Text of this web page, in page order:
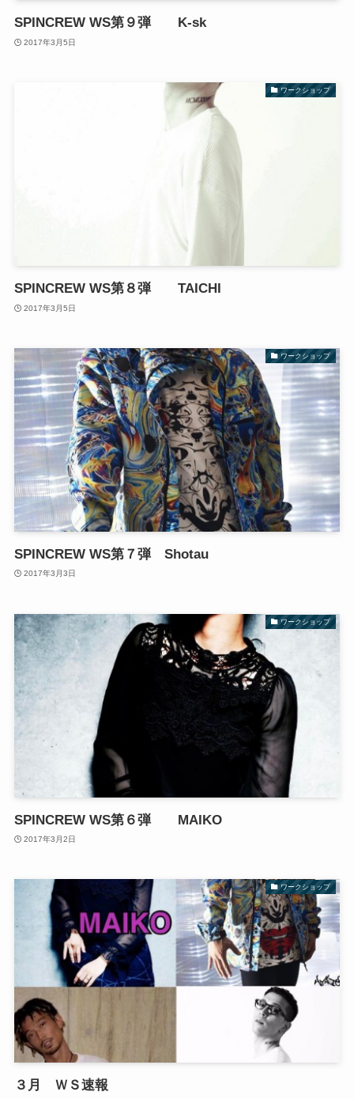
SPINCREW WS第９弾 K-sk
2017年3月5日
ワークショップ
SPINCREW WS第８弾 TAICHI
2017年3月5日
ワークショップ
SPINCREW WS第７弾 Shotau
2017年3月3日
ワークショップ
SPINCREW WS第６弾 MAIKO
2017年3月2日
ワークショップ
３月 ＷＳ速報